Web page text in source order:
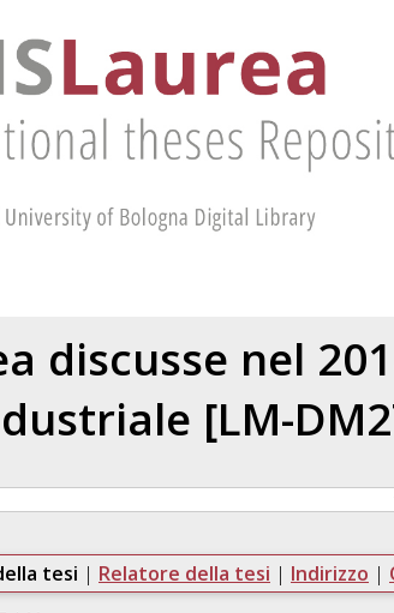
discusse nel
[LM-
tesi | Relatore della tesi | Indirizzo |